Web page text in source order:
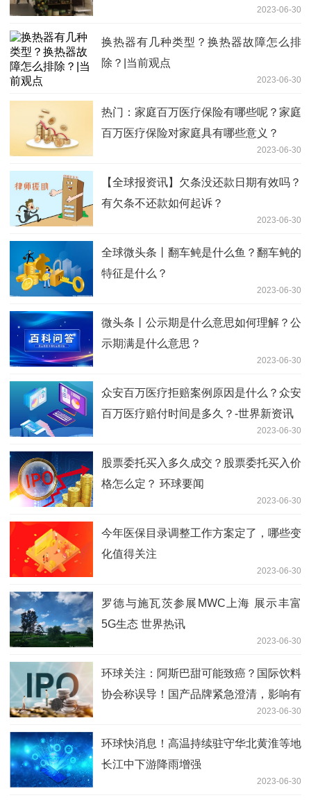
2023-06-30
换热器有几种类型？换热器故障怎么排
除？|当前观点
2023-06-30
热门：家庭百万医疗保险有哪些呢？家庭
百万医疗保险对家庭具有哪些意义？
2023-06-30
【全球报资讯】欠条没还款日期有效吗？
有欠条不还款如何起诉？
2023-06-30
全球微头条丨翻车鲀是什么鱼？翻车鲀的
特征是什么？
2023-06-30
微头条丨公示期是什么意思如何理解？公
示期满是什么意思？
2023-06-30
众安百万医疗拒赔案例原因是什么？众安
百万医疗赔付时间是多久？-世界新资讯
2023-06-30
股票委托买入多久成交？股票委托买入价
格怎么定？ 环球要闻
2023-06-30
今年医保目录调整工作方案定了，哪些变
化值得关注
2023-06-30
罗德与施瓦茨参展MWC上海 展示丰富
5G生态 世界热讯
2023-06-30
环球关注：阿斯巴甜可能致癌？国际饮料
协会称误导！国产品牌紧急澄清，影响有
2023-06-30
环球快消息！高温持续驻守华北黄淮等地
长江中下游降雨增强
2023-06-30